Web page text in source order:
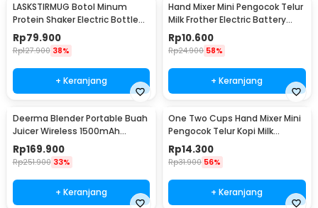
LASKSTIRMUG Botol Minum
Protein Shaker Electric Bottle
BPA Free 480ml - 1505
Rp79.900
Rp127.900 38%
+ Keranjang
Hand Mixer Mini Pengocok Telur
Milk Frother Electric Battery
Power - HMP16
Rp10.600
Rp24.900 58%
+ Keranjang
Deerma Blender Portable Buah
Juicer Wireless 1500mAh
400ml - DEM-NU05
Rp169.900
Rp251.900 33%
+ Keranjang
One Two Cups Hand Mixer Mini
Pengocok Telur Kopi Milk
Frother Battery - HMP35
Rp14.300
Rp31.900 56%
+ Keranjang